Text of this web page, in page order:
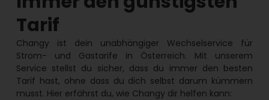
Tarif
Changy ist dein unabhängiger Wechselservice für
Strom- und Gastarife in Österreich. Mit unserem
Service stellst du sicher, dass du immer den besten
Tarif hast, ohne dass du dich selbst darum kümmern
musst. Hier erfährst du, wie Changy dir helfen kann: